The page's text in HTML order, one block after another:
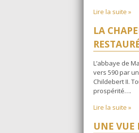
Lire la suite »
LA
L’abbaye de
vers 590 par
Childebert II.
prospérité….
Lire la suite »
UNE VUE